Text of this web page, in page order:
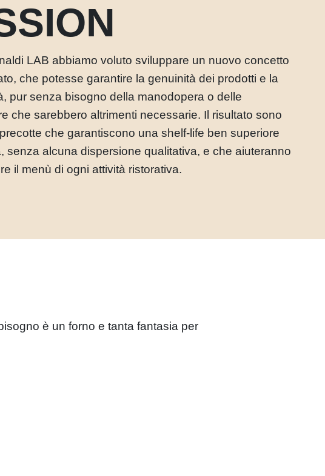
LAB abbiamo voluto sviluppare un nuovo concetto
che potesse garantire la genuinità dei prodotti e la
pur senza bisogno della manodopera o delle
che sarebbero altrimenti necessarie. Il risultato sono
che garantiscono una shelf-life ben superiore
senza alcuna dispersione qualitativa, e che aiuteranno
il menù di ogni attività ristorativa.
è un forno e tanta fantasia per